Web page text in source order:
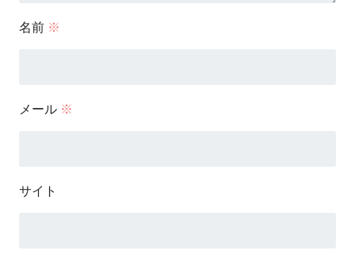
名前 ※
メール ※
サイト